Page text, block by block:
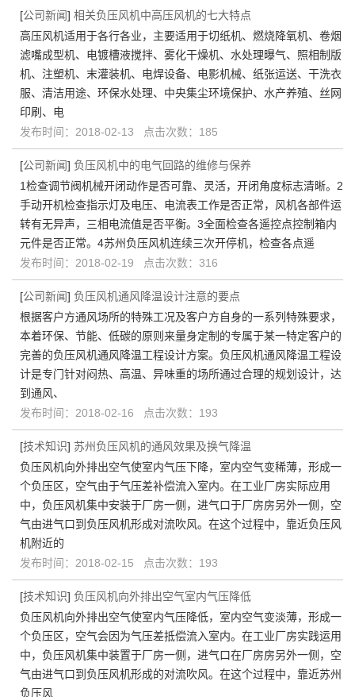
[公司新闻] 相关负压风机中高压风机的七大特点
高压风机适用于各行各业，主要适用于切纸机、燃烧降氧机、卷烟
滤嘴成型机、电镀槽液搅拌、雾化干燥机、水处理曝气、照相制版
机、注塑机、末灌装机、电焊设备、电影机械、纸张运送、干洗衣
服、清洁用途、环保水处理、中央集尘环境保护、水产养殖、丝网
印刷、电
发布时间：2018-02-13 点击次数：185
[公司新闻] 负压风机中的电气回路的维修与保养
1检查调节阀机械开闭动作是否可靠、灵活，开闭角度标志清晰。2
手动开机检查指示灯及电压、电流表工作是否正常，风机各部件运
转有无异声，三相电流值是否平衡。3全面检查各遥控点控制箱内
元件是否正常。4苏州负压风机连续三次开停机，检查各点遥
发布时间：2018-02-19 点击次数：316
[公司新闻] 负压风机通风降温设计注意的要点
根据客户方通风场所的特殊工况及客户方自身的一系列特殊要求，
本着环保、节能、低碳的原则来量身定制的专属于某一特定客户的
完善的负压风机通风降温工程设计方案。负压风机通风降温工程设
计是专门针对闷热、高温、异味重的场所通过合理的规划设计，达
到通风、
发布时间：2018-02-16 点击次数：193
[技术知识] 苏州负压风机的通风效果及换气降温
负压风机向外排出空气使室内气压下降，室内空气变稀薄，形成一
个负压区，空气由于气压差补偿流入室内。在工业厂房实际应用
中，负压风机集中安装于厂房一侧，进气口于厂房房另外一侧，空
气由进气口到负压风机形成对流吹风。在这个过程中，靠近负压风
机附近的
发布时间：2018-02-15 点击次数：193
[技术知识] 负压风机向外排出空气室内气压降低
负压风机向外排出空气使室内气压降低，室内空气变淡薄，形成一
个负压区，空气会因为气压差抵偿流入室内。在工业厂房实践运用
中，负压风机集中装置于厂房一侧，进气口在厂房房另外一侧，空
气由进气口到负压风机形成的对流吹风。在这个过程中，靠近苏州
负压风